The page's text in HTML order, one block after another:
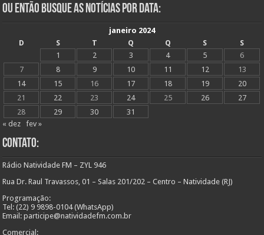
Ou Então Busque as Notícias Por Data:
janeiro 2024
D
S T Q Q S
S
1
2 3 4 5
6
7
8 9 10 11 12
13
14
15 16 17 18 19
20
21
22 23 24 25 26
27
28
29 30
31
« dez
fev »
Contato:
Rádio Natividade FM – ZYL 946
Rua Dr. Raul Travassos, 01 – Salas 201/202 – Centro – Natividade (RJ)
Programação:
Tel: (22) 9 9898-0104 (WhatsApp)
Email: participe@natividadefm.com.br
Comercial: